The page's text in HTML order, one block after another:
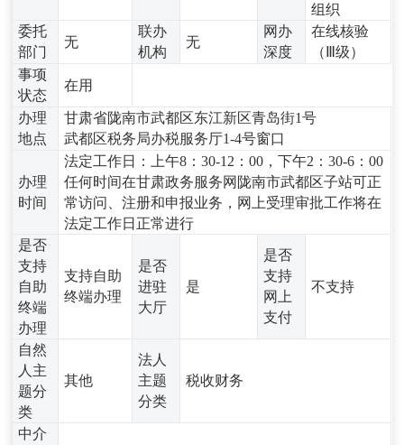
组织
委托
部门
无
联办
机构
无
网办
深度
在线核验
（Ⅲ级）
事项
状态
在用
办理
地点
甘肃省陇南市武都区东江新区青岛街1号
武都区税务局办税服务厅1-4号窗口
办理
时间
法定工作日：上午8：30-12：00，下午2：30-6：00
任何时间在甘肃政务服务网陇南市武都区子站可正
常访问、注册和申报业务，网上受理审批工作将在
法定工作日正常进行
是否
支持
自助
终端
办理
支持自助
终端办理
是否
进驻
大厅
是
是否
支持
网上
支付
不支持
自然
人主
题分
类
其他
法人
主题
分类
税收财务
中介